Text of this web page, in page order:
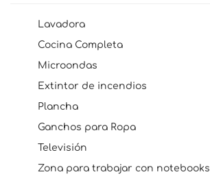
Lavadora
Cocina Completa
Microondas
Extintor de incendios
Plancha
Ganchos para Ropa
Televisión
Zona para trabajar con notebooks